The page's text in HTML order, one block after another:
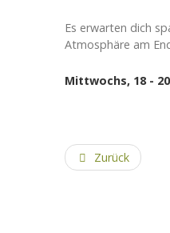
Es erwarten dich
Atmosphäre am
Mittwochs, 18 -
Zurück